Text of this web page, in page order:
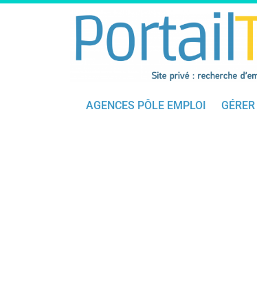
AGENCES PÔLE EMPLOI